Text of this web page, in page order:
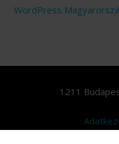
WordPress
1211